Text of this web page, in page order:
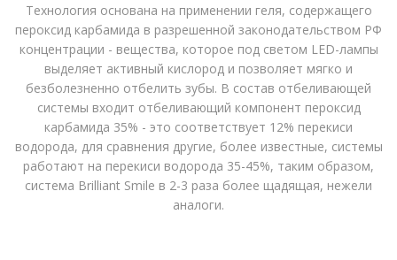
Технология основана на применении геля, содержащего
пероксид карбамида в разрешенной законодательством РФ
концентрации - вещества, которое под светом LED-лампы
выделяет активный кислород и позволяет мягко и
безболезненно отбелить зубы. В состав отбеливающей
системы входит отбеливающий компонент пероксид
карбамида 35% - это соответствует 12% перекиси
водорода, для сравнения другие, более известные, системы
работают на перекиси водорода 35-45%, таким образом,
система Brilliant Smile в 2-3 раза более щадящая, нежели
аналоги.